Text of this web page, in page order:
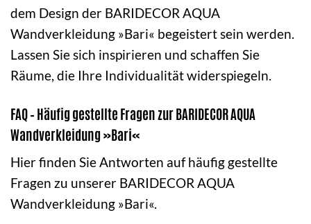
dem Design der BARIDECOR AQUA
Wandverkleidung »Bari« begeistert sein werden.
Lassen Sie sich inspirieren und schaffen Sie
Räume, die Ihre Individualität widerspiegeln.
FAQ – Häufig gestellte Fragen zur BARIDECOR AQUA
Wandverkleidung »Bari«
Hier finden Sie Antworten auf häufig gestellte
Fragen zu unserer BARIDECOR AQUA
Wandverkleidung »Bari«.